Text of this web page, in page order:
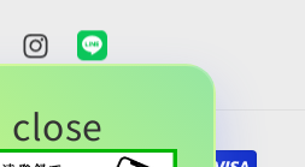
InstagramSnapchat